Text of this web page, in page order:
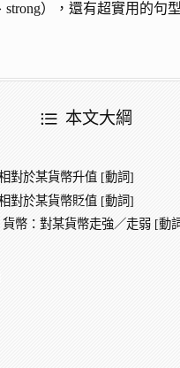
），還有超實用的句
本文大綱
對於某貨幣升值 [動詞]
對於某貨幣貶值 [動詞]
貨幣：對某貨幣走強／走弱 [動